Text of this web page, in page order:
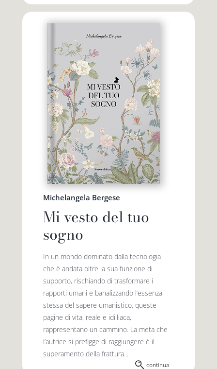
Michelangela Bergese
Mi vesto del tuo
sogno
In un mondo dominato dalla tecnologia
che è andata oltre la sua funzione di
supporto, rischiando di trasformare i
rapporti umani e banalizzando l’essenza
stessa del sapere umanistico, queste
pagine di vita, reale e idilliaca,
rappresentano un cammino. La meta che
l’autrice si prefigge di raggiungere è il
superamento della frattura...
continua